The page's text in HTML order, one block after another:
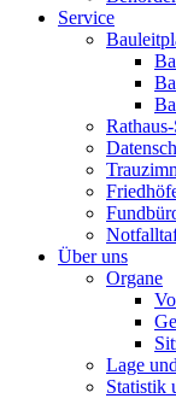
Service
Über uns
Organe
Lage
Statistik